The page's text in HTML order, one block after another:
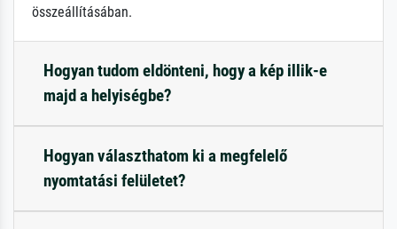
összeállításában.
Hogyan tudom eldönteni, hogy a kép illik-e
majd a helyiségbe?
Hogyan választhatom ki a megfelelő
nyomtatási felületet?